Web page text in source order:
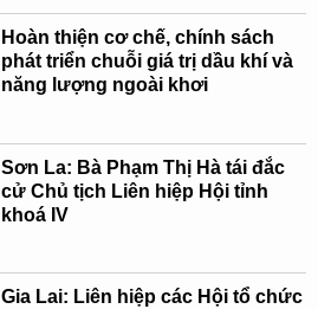
Hoàn thiện cơ chế, chính sách
phát triển chuỗi giá trị dầu khí và
năng lượng ngoài khơi
Sơn La: Bà Phạm Thị Hà tái đắc
cử Chủ tịch Liên hiệp Hội tỉnh
khoá IV
Gia Lai: Liên hiệp các Hội tổ chức